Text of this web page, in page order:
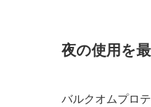
夜の使用を
バルクオムプロ